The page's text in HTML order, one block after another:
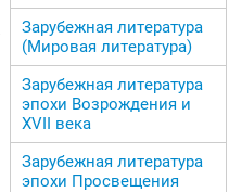
Зарубежная литература
(Мировая литература)
Зарубежная литература
эпохи Возрождения и
ХVII века
Зарубежная литература
эпохи Просвещения